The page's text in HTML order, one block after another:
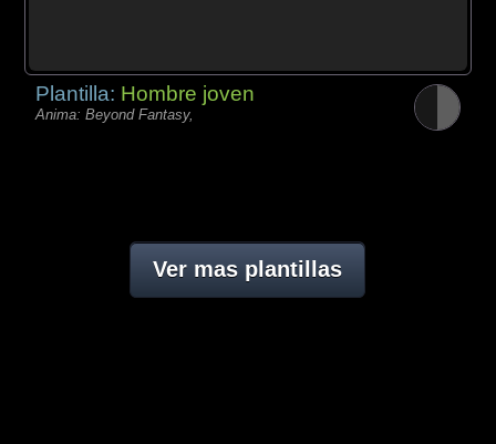
Plantilla: Hombre joven
Anima: Beyond Fantasy,
Ver mas plantillas